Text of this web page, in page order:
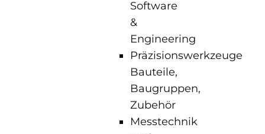
Software
&
Engineering
Präzisionswerkzeuge
Bauteile,
Baugruppen,
Zubehör
Messtechnik